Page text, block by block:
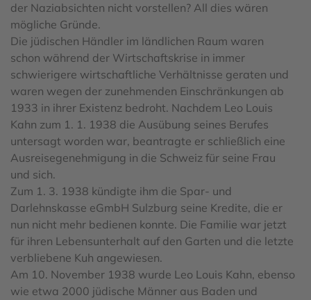
der Naziabsichten nicht vorstellen? All dies wären
mögliche Gründe.
Die jüdischen Händler im ländlichen Raum waren
schon während der Wirtschaftskrise in immer
schwierigere wirtschaftliche Verhältnisse geraten und
waren wegen der zunehmenden Einschränkungen ab
1933 in ihrer Existenz bedroht. Nachdem Leo Louis
Kahn zum 1. 1. 1938 die Ausübung seines Berufes
untersagt worden war, beantragte er schließlich eine
Ausreisegenehmigung in die Schweiz für seine Frau
und sich.
Zum 1. 3. 1938 kündigte ihm die Spar- und
Darlehnskasse eGmbH Sulzburg seine Kredite, die er
nun nicht mehr bedienen konnte. Die Familie war jetzt
für ihren Lebensunterhalt auf den Garten und die letzte
verbliebene Kuh angewiesen.
Am 10. November 1938 wurde Leo Louis Kahn, ebenso
wie etwa 2000 jüdische Männer aus Baden und